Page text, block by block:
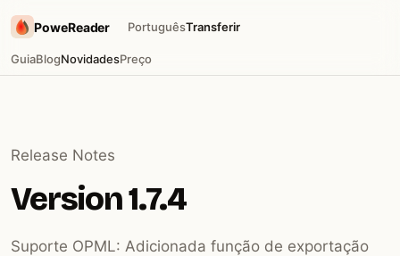
PoweReader
GuiaBlogNovidadesPreço
PortuguêsTransferir
Release Notes
Version 1.7.4
Suporte OPML: Adicionada função de exportação